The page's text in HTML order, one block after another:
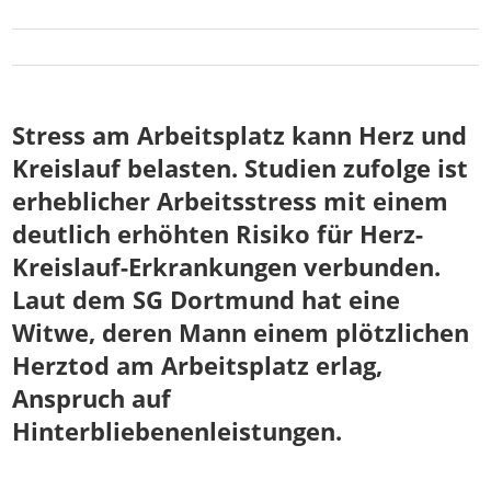
Stress am Arbeitsplatz kann Herz und
Kreislauf belasten. Studien zufolge ist
erheb­licher Arbeitsstress mit einem
deutlich erhöhten Risiko für Herz-
Kreislauf-Erkrankungen verbunden.
Laut dem SG Dortmund hat eine
Witwe, deren Mann einem plötz­lichen
Herztod am Arbeitsplatz erlag,
Anspruch auf
Hinterbliebenenleistungen.